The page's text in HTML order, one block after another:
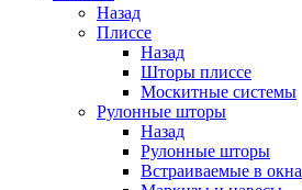
Назад
Плиссе
Назад
Шторы плиссе
Москитные системы
Рулонные шторы
Назад
Рулонные шторы
Встраиваемые в окна